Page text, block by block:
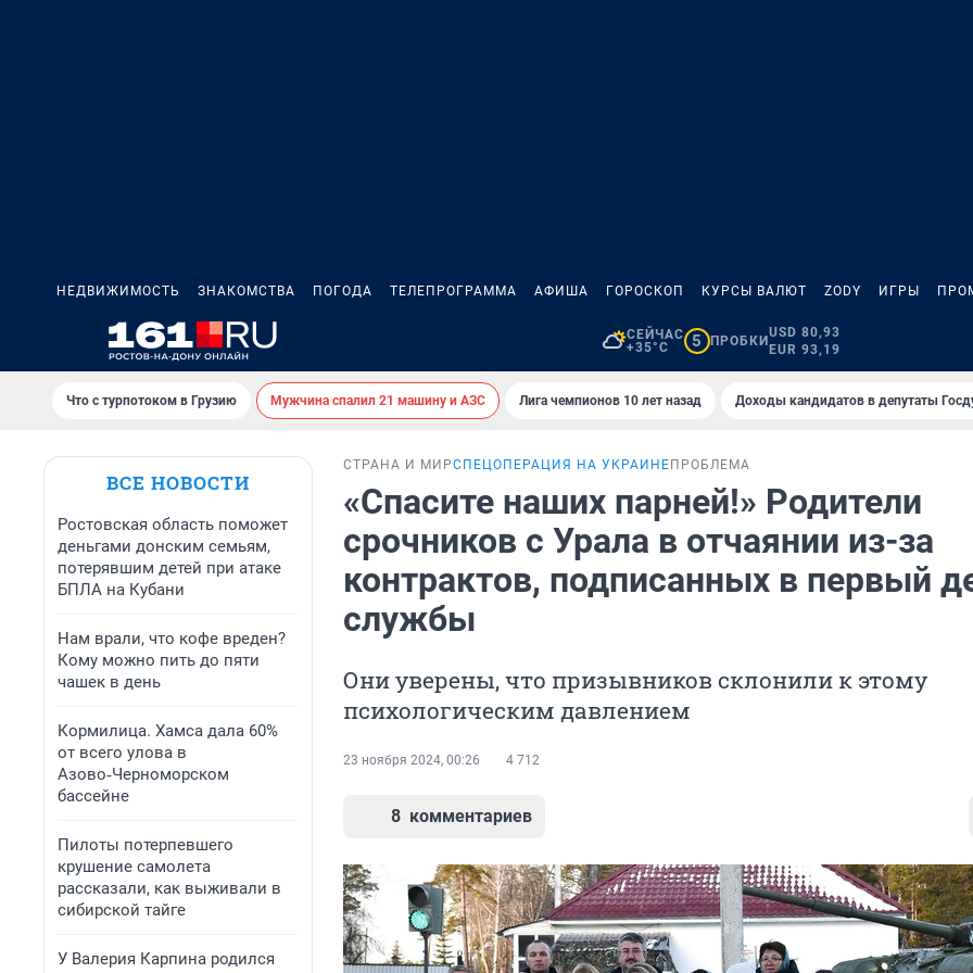
НЕДВИЖИМОСТЬ ЗНАКОМСТВА ПОГОДА ТЕЛЕПРОГРАММА АФИША ГОРОСКОП КУРСЫ ВАЛЮТ ZODY ИГРЫ
СЕЙЧАС
+35°C
5 ПРОБКИ
USD 80,93
EUR 93,19
Что с турпотоком в Грузию Мужчина спалил 21 машину и АЗС Лига чемпионов 10 лет назад Доходы кандидатов в депутаты
ВСЕ НОВОСТИ
Ростовская область поможет
деньгами донским семьям,
потерявшим детей при атаке
БПЛА на Кубани
Нам врали, что кофе вреден?
Кому можно пить до пяти
чашек в день
Кормилица. Хамса дала 60%
от всего улова в
Азово‑Черноморском
бассейне
Пилоты потерпевшего
крушение самолета
рассказали, как выживали в
сибирской тайге
У Валерия Карпина родился
СТРАНА И МИРСПЕЦОПЕРАЦИЯ НА УКРАИНЕ ПРОБЛЕМА
«Спасите наших парней!» Родители
срочников с Урала в отчаянии из-за
контрактов, подписанных в первый
службы
Они уверены, что призывников склонили к этому
психологическим давлением
23 ноября 2024, 00:26 4 712
8 комментариев